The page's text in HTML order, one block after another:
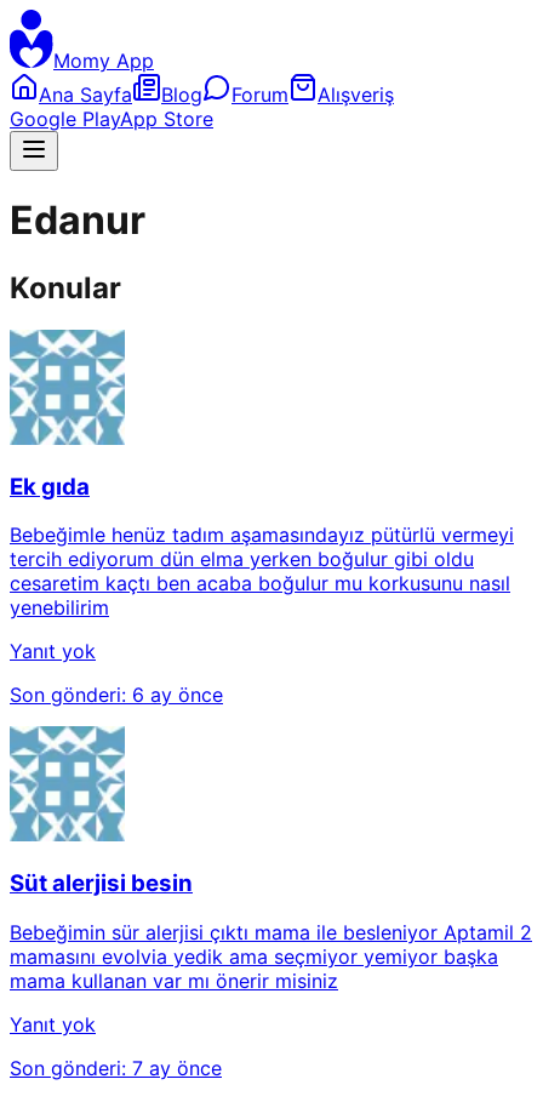
Momy App
Ana Sayfa
Blog Forum
Alışveriş
Google PlayApp Store
Edanur
Konular
Ek gıda
Bebeğimle henüz tadım aşamasındayız pütürlü vermeyi
tercih ediyorum dün elma yerken boğulur gibi oldu
cesaretim kaçtı ben acaba boğulur mu korkusunu nasıl
yenebilirim
Yanıt yok
Son gönderi: 6 ay önce
Süt alerjisi besin
Bebeğimin sür alerjisi çıktı mama ile besleniyor Aptamil 2
mamasını evolvia yedik ama seçmiyor yemiyor başka
mama kullanan var mı önerir misiniz
Yanıt yok
Son gönderi: 7 ay önce